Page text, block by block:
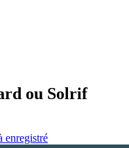
ou Solrif
enregistré